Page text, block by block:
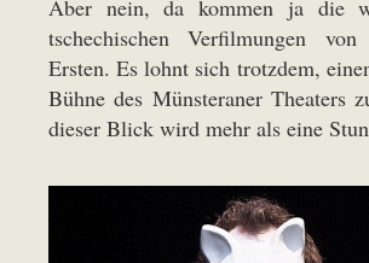
Aber nein, da kommen ja die
tschechischen Verfilmungen
Ersten. Es lohnt sich trotzdem,
Bühne des Münsteraner Theaters
dieser Blick wird mehr als eine